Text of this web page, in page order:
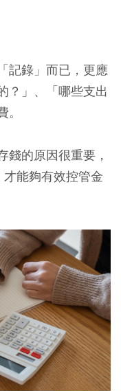
記錄」而已，更應
？」、「哪些支出
錢的原因很重要，
能夠有效控管金